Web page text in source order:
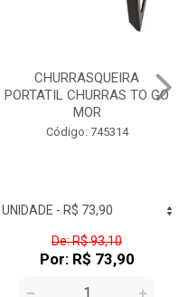
CHURRASQUEIRA
ESMALTADA A BAFO
GUARAPARI MOR
Código: 745334
De: R$ 300,47
Por: R$ 250,90